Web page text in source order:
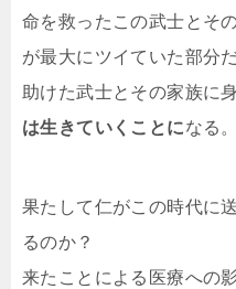
命を救ったこの武士とそ
が最大にツイていた部分だ
助けた武士とその家族に
は生きていくことになる。
果たして仁がこの時代に
るのか？
来たことによる医療への